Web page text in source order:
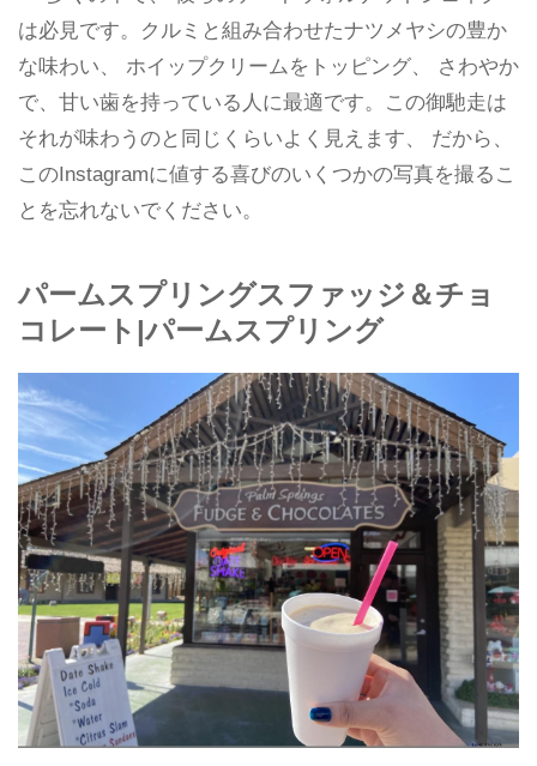
は必見です。クルミと組み合わせたナツメヤシの豊か
な味わい、 ホイップクリームをトッピング、 さわやか
で、甘い歯を持っている人に最適です。この御馳走は
それが味わうのと同じくらいよく見えます、 だから、
このInstagramに値する喜びのいくつかの写真を撮るこ
とを忘れないでください。
パームスプリングスファッジ＆チョ
コレート|パームスプリング